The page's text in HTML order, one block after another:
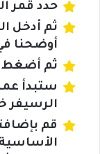
حدد قمر
ثم أدخل
أوضحنا
ثم أضغط
ستبدأ
الرسيفر
قم